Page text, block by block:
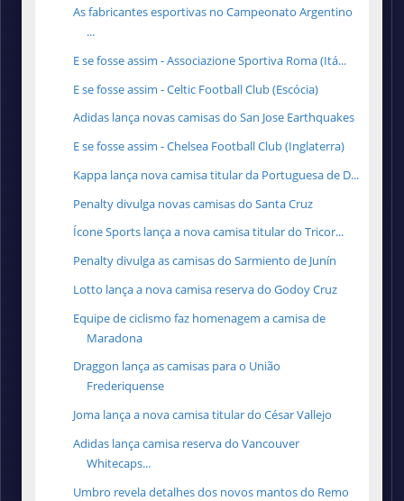
As fabricantes esportivas no Campeonato Argentino
...
E se fosse assim - Associazione Sportiva Roma (Itá...
E se fosse assim - Celtic Football Club (Escócia)
Adidas lança novas camisas do San Jose Earthquakes
E se fosse assim - Chelsea Football Club (Inglaterra)
Kappa lança nova camisa titular da Portuguesa de D...
Penalty divulga novas camisas do Santa Cruz
Ícone Sports lança a nova camisa titular do Tricor...
Penalty divulga as camisas do Sarmiento de Junín
Lotto lança a nova camisa reserva do Godoy Cruz
Equipe de ciclismo faz homenagem a camisa de
Maradona
Draggon lança as camisas para o União
Frederiquense
Joma lança a nova camisa titular do César Vallejo
Adidas lança camisa reserva do Vancouver
Whitecaps...
Umbro revela detalhes dos novos mantos do Remo